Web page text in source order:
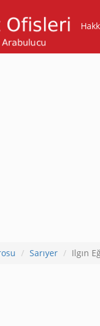
Sarıyer Ilgın